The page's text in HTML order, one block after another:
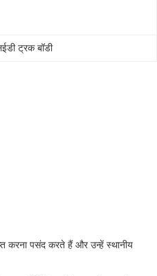
ट्रक बॉडी
करना पसंद करते हैं और उन्हें स्थानीय